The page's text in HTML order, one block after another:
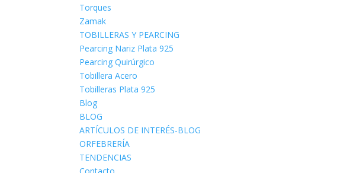
Torques
Zamak
TOBILLERAS Y PEARCING
Pearcing Nariz Plata 925
Pearcing Quirúrgico
Tobillera Acero
Tobilleras Plata 925
Blog
BLOG
ARTÍCULOS DE INTERÉS-BLOG
ORFEBRERÍA
TENDENCIAS